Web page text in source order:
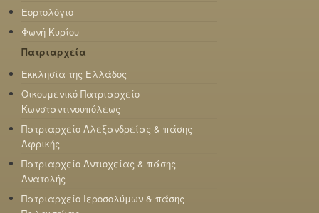
Εορτολόγιο
Φωνή Κυρίου
Πατριαρχεία
Εκκλησία της Ελλάδος
Οικουμενικό Πατριαρχείο
Κωνσταντινουπόλεως
Πατριαρχείο Αλεξανδρείας & πάσης
Αφρικής
Πατριαρχείο Αντιοχείας & πάσης
Ανατολής
Πατριαρχείο Ιεροσολύμων & πάσης